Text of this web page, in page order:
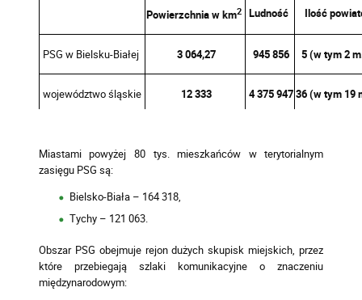
Powierzchnia w km2 Ludność Ilość
PSG w Bielsku-Białej 3 064,27 945 856 5 (w tym 2
województwo śląskie 12 333 4 375 94736 (w tym 19
Miastami powyżej 80 tys. mieszkańców w terytorialnym
zasięgu PSG są:
Bielsko-Biała – 164 318,
Tychy – 121 063.
Obszar PSG obejmuje rejon dużych skupisk miejskich, przez
które przebiegają szlaki komunikacyjne o znaczeniu
międzynarodowym: